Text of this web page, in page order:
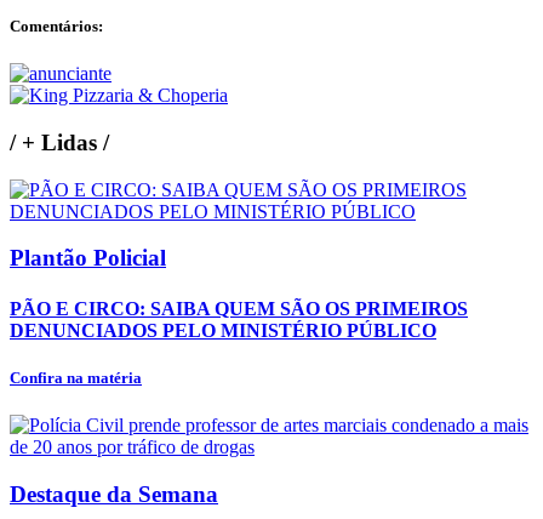
Comentários:
/+ Lidas /
Plantão Policial
PÃO E CIRCO: SAIBA QUEM SÃO OS PRIMEIROS
DENUNCIADOS PELO MINISTÉRIO PÚBLICO
Confira na matéria
Destaque da Semana